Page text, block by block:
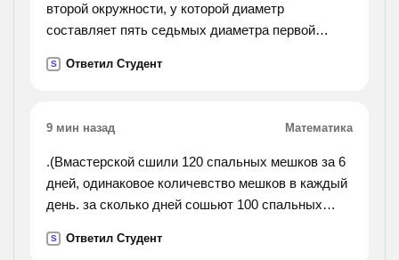
второй окружности, у которой диаметр
составляет пять седьмых диаметра первой
S Ответил Студент
9 мин назад Математика
.(Вмастерской сшили 120 спальных мешков за 6
дней, одинаковое количевство мешков в каждый
день. за сколько дней сошьют 100 спальных
мешков больше. составь краткую запись и
S Ответил Студент